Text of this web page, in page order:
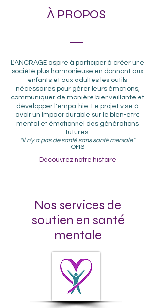
À PROPOS
L'ANCRAGE aspire à participer à créer une
société plus harmonieuse en donnant aux
enfants et aux adultes les outils
nécessaires pour gérer leurs émotions,
communiquer de manière bienveillante et
développer l'empathie. Le projet vise à
avoir un impact durable sur le bien-être
mental et émotionnel des générations
futures.
"Il n'y a pas de santé sans santé mentale"
OMS
Découvrez notre histoire
Nos services de
soutien en santé
mentale